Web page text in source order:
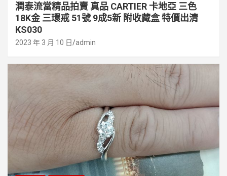
潤泰流當精品拍賣 真品 CARTIER 卡地亞 三色
18K金 三環戒 51號 9成5新 附收藏盒 特價出清
KS030
2023 年 3 月 10 日 admin